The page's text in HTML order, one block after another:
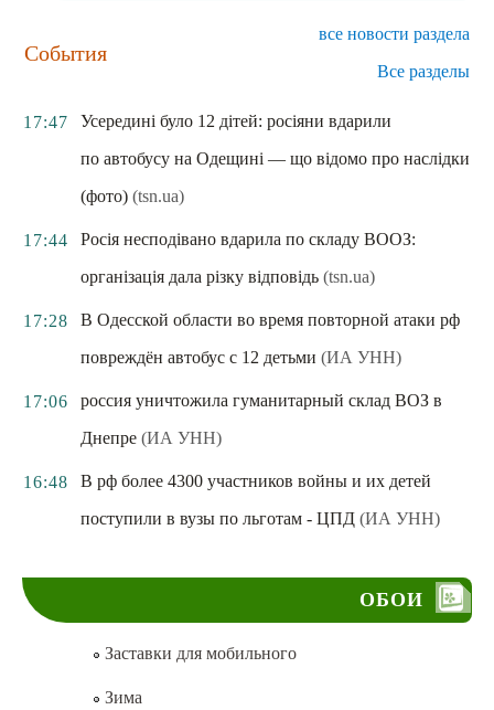
События
все новости раздела
Все разделы
17:47
Усередині було 12 дітей: росіяни вдарили
по автобусу на Одещині — що відомо про наслідки
(фото) (tsn.ua)
17:44
Росія несподівано вдарила по складу ВООЗ:
організація дала різку відповідь (tsn.ua)
17:28
В Одесской области во время повторной атаки рф
повреждён автобус с 12 детьми (ИА УНН)
17:06
россия уничтожила гуманитарный склад ВОЗ в
Днепре (ИА УНН)
16:48
В рф более 4300 участников войны и их детей
поступили в вузы по льготам - ЦПД (ИА УНН)
ОБОИ
Заставки для мобильного
Зима